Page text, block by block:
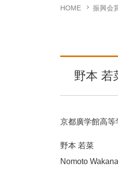
HOME 振興会
野本 若
京都廣学館高等
野本 若菜
Nomoto Wakana